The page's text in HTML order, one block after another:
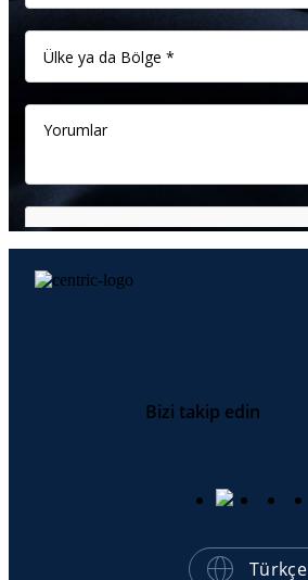
Bizi takip edin
Türkçe